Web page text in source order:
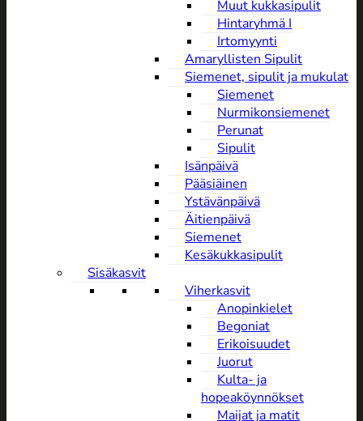
Muut kukkasipulit
Hintaryhmä I
Irtomyynti
Amaryllisten Sipulit
Siemenet, sipulit ja mukulat
Siemenet
Nurmikonsiemenet
Perunat
Sipulit
Isänpäivä
Pääsiäinen
Ystävänpäivä
Äitienpäivä
Siemenet
Kesäkukkasipulit
Sisäkasvit
Viherkasvit
Anopinkielet
Begoniat
Erikoisuudet
Juorut
Kulta- ja
hopeaköynnökset
Maijat ja matit